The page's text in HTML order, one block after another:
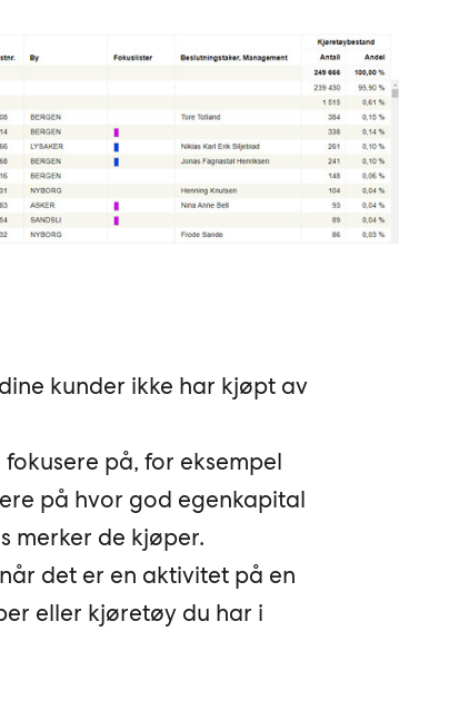
kunder ikke har kjøpt av
på, for eksempel
på hvor god egenkapital
merker de kjøper.
det er en aktivitet på en
eller kjøretøy du har i